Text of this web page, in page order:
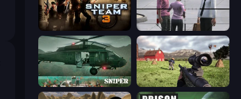
Sniper Team 3
SNIPER Dead Zed